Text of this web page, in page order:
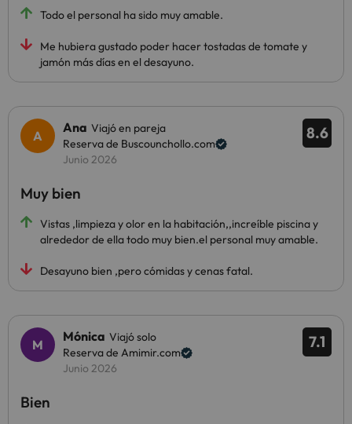
Todo el personal ha sido muy amable.
Me hubiera gustado poder hacer tostadas de tomate y
jamón más días en el desayuno.
8.6
Ana Viajó en pareja
Reserva de Buscounchollo.com
Junio 2026
Muy bien
Vistas ,limpieza y olor en la habitación,,increíble piscina y
alrededor de ella todo muy bien.el personal muy amable.
Desayuno bien ,pero cómidas y cenas fatal.
7.1
Mónica Viajó solo
Reserva de Amimir.com
Junio 2026
Bien